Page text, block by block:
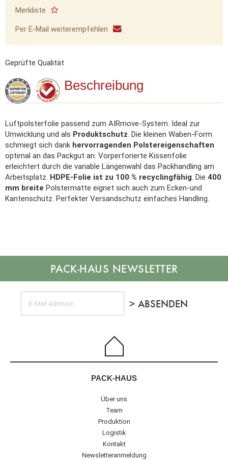
Merkliste
Per E-Mail weiterempfehlen
Geprüfte Qualität
Beschreibung
Luftpolsterfolie passend zum AIRmove-System. Ideal zur
Umwicklung und als Produktschutz. Die kleinen Waben-Form
schmiegt sich dank hervorragenden Polstereigenschaften
optimal an das Packgut an. Vorperforierte Kissenfolie
erleichtert durch die variable Längenwahl das Packhandling am
Arbeitsplatz. HDPE-Folie ist zu 100 % recyclingfähig. Die 400
mm breite Polstermatte eignet sich auch zum Ecken-und
Kantenschutz. Perfekter Versandschutz einfaches Handling.
NEWSLETTER
PACK-HAUS
Über uns
Team
Produktion
Logistik
Kontakt
Newsletteranmeldung